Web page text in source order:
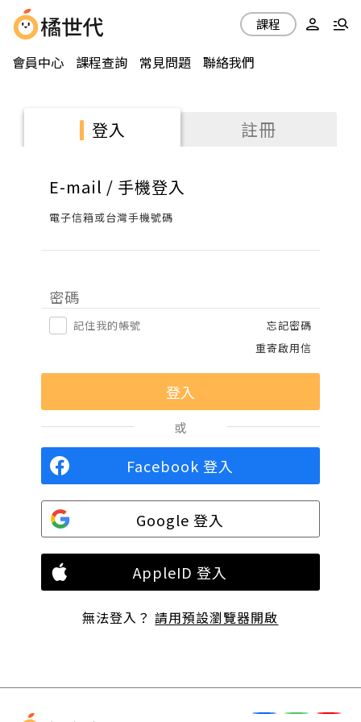
會員中心 課程查詢 常見問題 聯絡我們
課程
登入 註冊
E-mail / 手機登入
電子信箱或台灣手機號碼
密碼
記住我的帳號
忘記密碼
重寄啟用信
或
Facebook 登入
Google 登入
AppleID 登入
無法登入？請用預設瀏覽器開啟